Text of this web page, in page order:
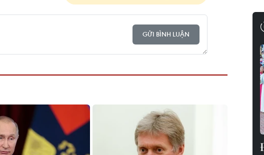
GỬI BÌNH LUẬN